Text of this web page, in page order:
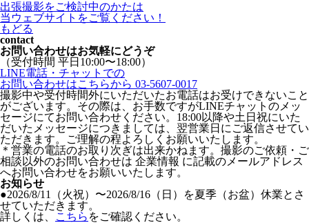
出張撮影をご検討中のかたは
当ウェブサイトをご覧ください！
もどる
contact
お問い合わせはお気軽にどうぞ
（受付時間 平日10:00〜18:00）
LINE電話・チャットでの
お問い合わせはこちらから 03-5607-0017
撮影中や受付時間外にいただいたお電話はお受けできないこと
がございます。その際は、お手数ですがLINEチャットのメッ
セージにてお問い合わせください。18:00以降や土日祝にいた
だいたメッセージにつきましては、翌営業日にご返信させてい
ただきます。ご理解の程よろしくお願いいたします。
＊営業の電話のお取り次ぎは出来かねます。撮影のご依頼・ご
相談以外のお問い合わせは 企業情報 に記載のメールアドレス
へお問い合わせをお願いいたします。
お知らせ
●2026/8/11（火祝）〜2026/8/16（日）を夏季（お盆）休業とさ
せていただきます。
詳しくは、
こちら をご確認ください。